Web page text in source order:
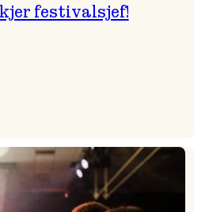
festivalsjef!